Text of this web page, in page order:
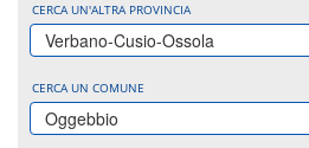
CERCA UN'ALTRA PROVINCIA
Verbano-Cusio-Ossola
CERCA UN COMUNE
Oggebbio